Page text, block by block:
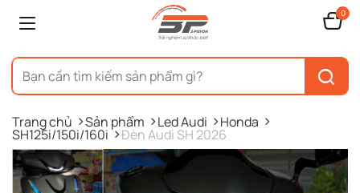
0
Trang chủ Sản phẩm Led Audi Honda
SH125i/150i/160i Đèn Audi SH 2026